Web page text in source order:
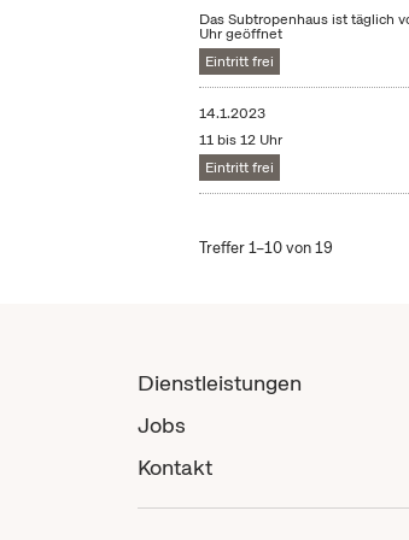
Das Subtropenhaus ist täglich
Uhr geöffnet
Eintritt frei
14.1.2023
11 bis 12 Uhr
Eintritt frei
Treffer 1–10 von 19
Dienstleistungen
Jobs
Kontakt